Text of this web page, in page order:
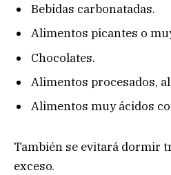
Bebidas carbonatadas.
Alimentos picantes o
Chocolates.
Alimentos procesados,
Alimentos muy ácidos
También se evitará dormir
exceso.